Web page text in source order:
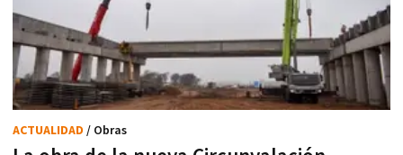
ACTUALIDAD / Obras